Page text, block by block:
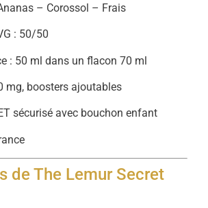
– Corossol – Frais
: 50/50
: 50 ml dans un flacon 70 ml
mg, boosters ajoutables
sécurisé avec bouchon enfant
de The Lemur Secret